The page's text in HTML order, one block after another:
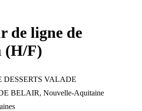
de ligne de
(H/F)
VALADE
BELAIR, Nouvelle-Aquitaine